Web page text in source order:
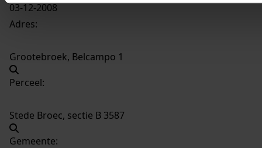
03-12-2008
Adres:
Grootebroek, Belcampo 1
Perceel:
Stede Broec, sectie B 3587
Gemeente: